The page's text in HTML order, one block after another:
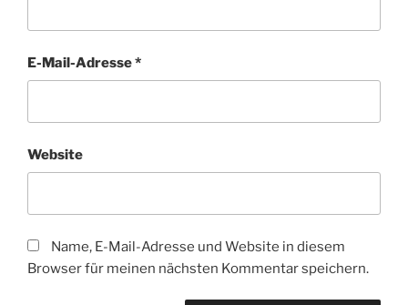
E-Mail-Adresse*
Website
Name, E-Mail-Adresse und Website in diesem
Browser für meinen nächsten Kommentar speichern.